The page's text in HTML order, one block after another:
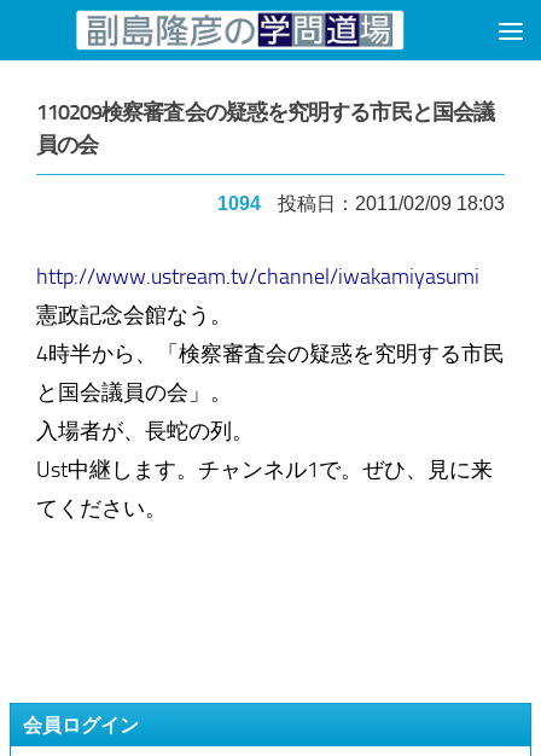
コンテンツへスキップ
110209検察審査会の疑惑を究明する市民と国会議
員の会
1094 投稿日：2011/02/09 18:03
http://www.ustream.tv/channel/iwakamiyasumi
憲政記念会館なう。
4時半から、「検察審査会の疑惑を究明する市民
と国会議員の会」。
入場者が、長蛇の列。
Ust中継します。チャンネル1で。ぜひ、見に来
てください。
会員ログイン